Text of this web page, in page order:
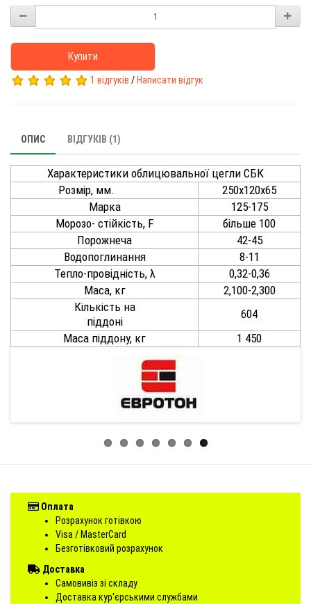
Купити
1 відгуків / Написати відгук
ОПИС ВІДГУКІВ (1)
Характеристики облицювальної цегли СБК
Розмір, мм.
250х120х65
Марка
125-175
Морозо- стійкість, F
більше 100
Порожнеча
42-45
Водопоглинання
8-11
Тепло-провідність, λ
0,32-0,36
Маса, кг
2,100-2,300
Кількість на
піддоні
604
Маса піддону, кг
1 450
Оплата
Розрахунок готівкою
Visa / MasterCard
Безготівковий розрахунок
Доставка
Самовивіз зі складу
Доставка кур'єрськими службами